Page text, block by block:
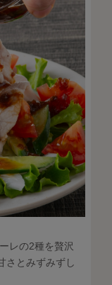
レの2種を贅沢
さとみずみずし